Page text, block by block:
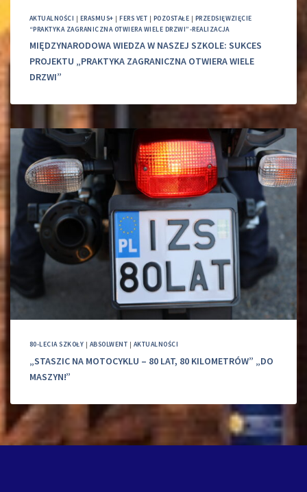
AKTUALNOŚCI | ERASMUS+ |FERS VET | POZOSTAŁE | PRZEDSIĘWZIĘCIE
“PRAKTYKA ZAGRANICZNA OTWIERA WIELE DRZWI”-REALIZACJA
MIĘDZYNARODOWA WIEDZA W NASZEJ SZKOLE: SUKCES
PROJEKTU „PRAKTYKA ZAGRANICZNA OTWIERA WIELE
DRZWI”
80-LECIA SZKOŁY | ABSOLWENT | AKTUALNOŚCI
„STASZIC NA MOTOCYKLU – 80 LAT, 80 KILOMETRÓW” „DO
MASZYN!”